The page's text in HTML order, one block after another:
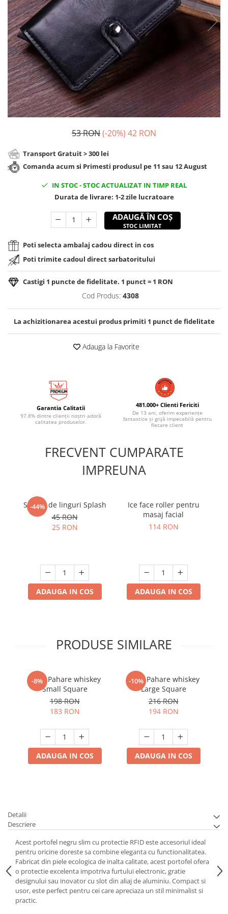
Cadouri Fete
Pentru Copilul din tine
Cadouri Haioase
Cadouri de Casa Noua
Cadouri Majorat
Cadouri pentru Nasi
Cadouri pentru Bunici
Cadouri pentru Prieteni
Cadouri pentru Sefi
Cadouri Nunta si Cununie civila
Cani si Termosuri
Jocuri si Puzzle
Produse pentru Calatorie
Seturi de caligrafie
Cadouri Sfantul Alexandru
Cadouri Sfanta Ana
Cadouri Constantin si Elena
Cadouri Sfanta Maria
Cadouri Sfintii Mihail si Gavriil
53 RON(-20%) 42 RON
Transport Gratuit > 300 lei
Comanda acum si Primesti produsul pe 11 sau 12 August
IN STOC-STOC ACTUALIZAT IN TIMP REAL
Durata de livrare: 1-2 zile lucratoare
ADAUGĂ ÎN COȘ
STOC LIMITAT
Poti selecta ambalaj cadou direct in cos
Poti trimite cadoul direct sarbatoritului
Castigi 1 puncte de fidelitate. 1 punct = 1 RON
Cod Produs: 4308
La achizitionarea acestui produs primiti 1 punct de fidelitate
Adauga la Favorite
Garantia Calitatii
97.8% dintre clienții noștri adoră
calitatea produselor.
481.000+ Clienti Fericiti
De 13 ani, oferim experiențe
fantastice și grijă impecabilă pentru
fiecare client
FRECVENT CUMPARATE
IMPREUNA
-44%
Suport de linguri Splash
45 RON
25 RON
ADAUGA IN COS
Ice face roller pentru
masaj facial
114 RON
ADAUGA IN COS
PRODUSE SIMILARE
-8%
Set 6 Pahare whiskey
Small Square
198 RON
183 RON
ADAUGA IN COS
-10%
Set 6 Pahare whiskey
Large Square
216 RON
194 RON
ADAUGA IN COS
Detalii
Descriere
Acest portofel negru slim cu protectie RFID este accesoriul ideal
pentru oricine doreste sa combine eleganta cu functionalitatea.
Fabricat din piele ecologica de inalta calitate, acest portofel ofera
o protectie excelenta impotriva furtului electronic, gratie
designului sau inovator cu slot din aliaj de aluminiu. Compact si
usor, este perfect pentru cei care apreciaza un stil minimalist si
practic.